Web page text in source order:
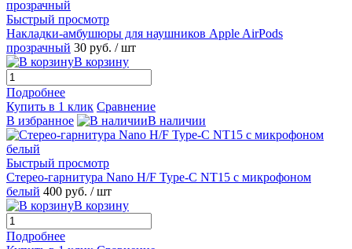
Быстрый просмотр
Накладки-амбушюры для наушников Apple AirPods
прозрачный 30 руб. / шт
В корзину
Подробнее
Купить в 1 клик Сравнение
В избранное
В наличии
Быстрый просмотр
Стерео-гарнитура Nano H/F Type-C NT15 с микрофоном
белый 400 руб. / шт
В корзину
Подробнее